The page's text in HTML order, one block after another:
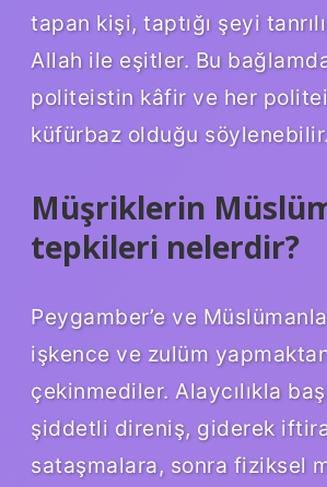
tapan kişi, taptığı şeyi
Allah ile eşitler. Bu
politeistin kâfir ve her
küfürbaz olduğu söylenebilir.
Müşriklerin
tepkileri nelerdir?
Peygamber’e ve
işkence ve zulüm
çekinmediler. Alaycılıkla
şiddetli direniş, giderek
sataşmalara, sonra fiziksel